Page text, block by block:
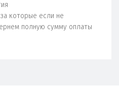
которые если не
полную сумму оплаты